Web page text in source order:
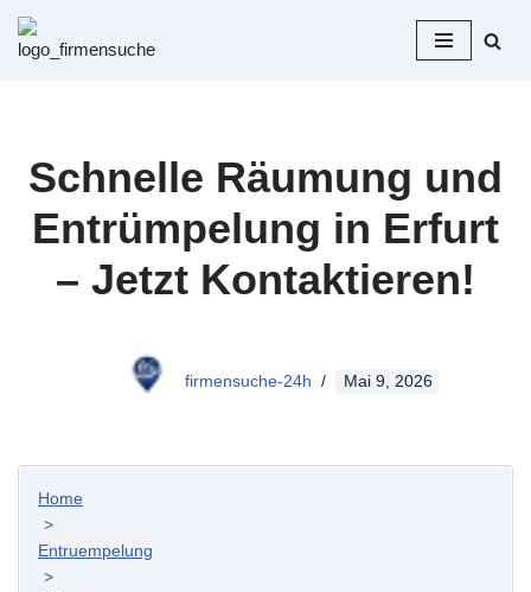
Zum
Schnelle Räumung und
Entrümpelung in Erfurt
– Jetzt Kontaktieren!
firmensuche-24h Mai 9, 2026
Home
>
Entruempelung
>